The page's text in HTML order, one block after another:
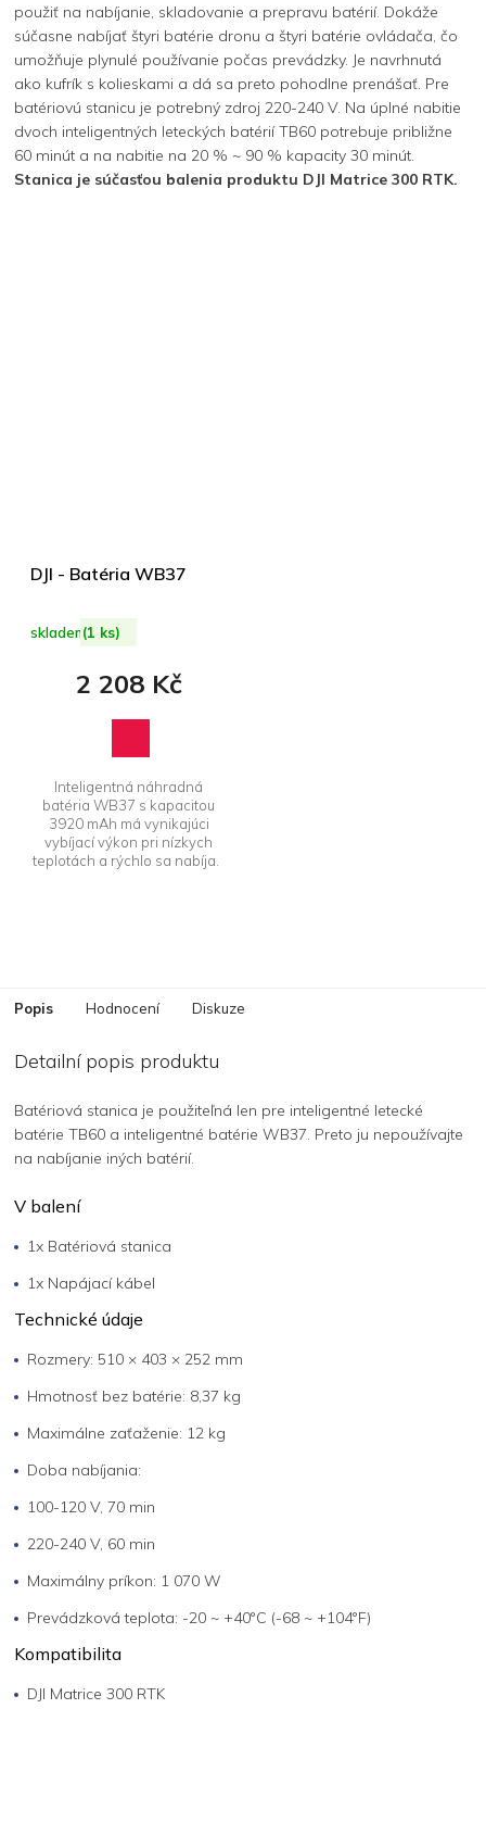
použiť na nabíjanie, skladovanie a prepravu batérií. Dokáže
súčasne nabíjať štyri batérie dronu a štyri batérie ovládača, čo
umožňuje plynulé používanie počas prevádzky. Je navrhnutá
ako kufrík s kolieskami a dá sa preto pohodlne prenášať. Pre
batériovú stanicu je potrebný zdroj 220-240 V. Na úplné nabitie
dvoch inteligentných leteckých batérií TB60 potrebuje približne
60 minút a na nabitie na 20 % ~ 90 % kapacity 30 minút.
Stanica je súčasťou balenia produktu DJI Matrice 300 RTK.
DJI - Batéria WB37
skladem(1 ks)
2 208 Kč
Inteligentná náhradná
batéria WB37 s kapacitou
3920 mAh má vynikajúci
vybíjací výkon pri nízkych
teplotách a rýchlo sa nabíja.
Popis Hodnocení Diskuze
Detailní popis produktu
Batériová stanica je použiteľná len pre inteligentné letecké
batérie TB60 a inteligentné batérie WB37. Preto ju nepoužívajte
na nabíjanie iných batérií.
V balení
1x Batériová stanica
1x Napájací kábel
Technické údaje
Rozmery: 510 × 403 × 252 mm
Hmotnosť bez batérie: 8,37 kg
Maximálne zaťaženie: 12 kg
Doba nabíjania:
100-120 V, 70 min
220-240 V, 60 min
Maximálny príkon: 1 070 W
Prevádzková teplota: -20 ~ +40°C (-68 ~ +104°F)
Kompatibilita
DJI Matrice 300 RTK